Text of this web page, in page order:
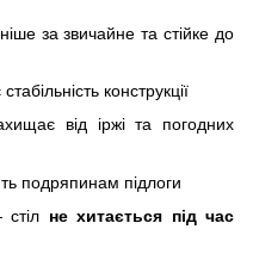
за звичайне та стійке до
конструкції
від іржі та погодних
подряпинам підлоги
не хитається під час